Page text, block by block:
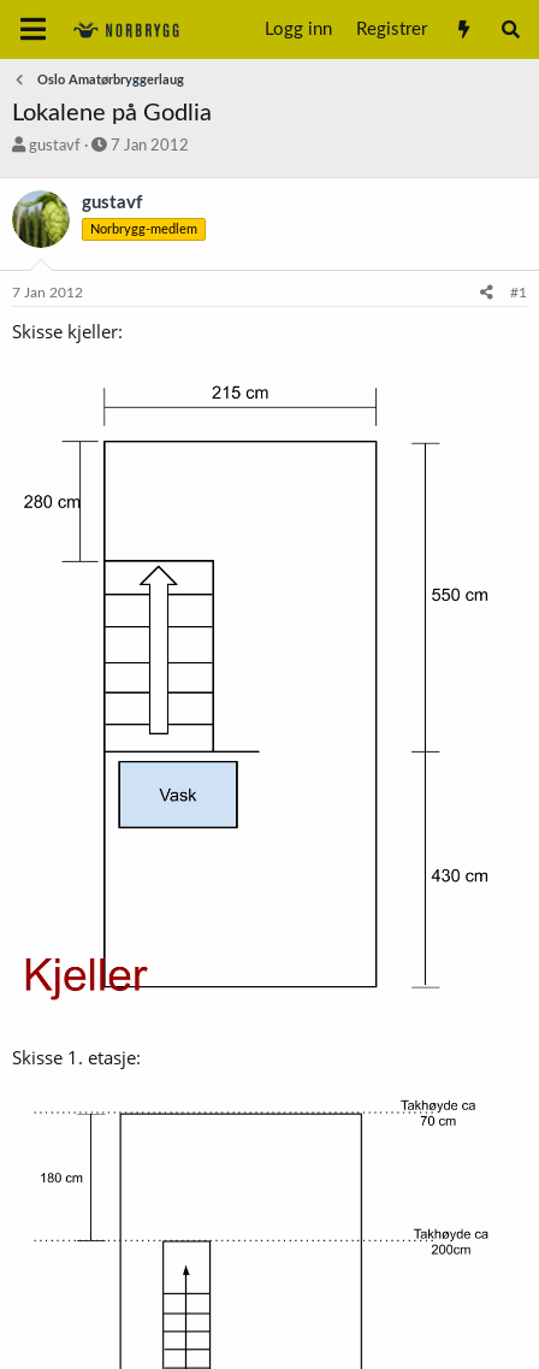
Logg inn Registrer
Oslo Amatørbryggerlaug
Lokalene på Godlia
T
å
d
s
a
r
e
gustavf
S
r
t
a
7 Jan 2012
gustavf
Norbrygg-medlem
7 Jan 2012 #1
Skisse kjeller:
Skisse 1. etasje: